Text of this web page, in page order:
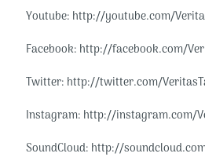
Youtube: http://youtube.com/
Facebook: http://facebook.com/
Twitter: http://twitter.com/
Instagram: http://instagram.com/
SoundCloud: http://